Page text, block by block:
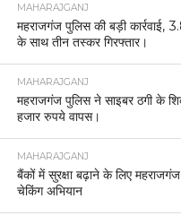
MAHARAJGANJ
महराजगंज पुलिस की बड़ी कार्रवाई,
के साथ तीन तस्कर गिरफ्तार।
MAHARAJGANJ
महराजगंज पुलिस ने साइबर ठगी के
हजार रुपये वापस।
MAHARAJGANJ
बैंकों में सुरक्षा बढ़ाने के लिए
चेकिंग अभियान